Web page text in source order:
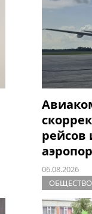
рейсов
06.08.2026
ОБЩЕСТВО